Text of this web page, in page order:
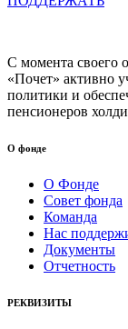
С момента своего
«Почет» активно
политики и
пенсионеров
О фонде
О Фонде
Совет фонда
Команда
Нас
Документы
Отчетность
РЕКВИЗИТЫ